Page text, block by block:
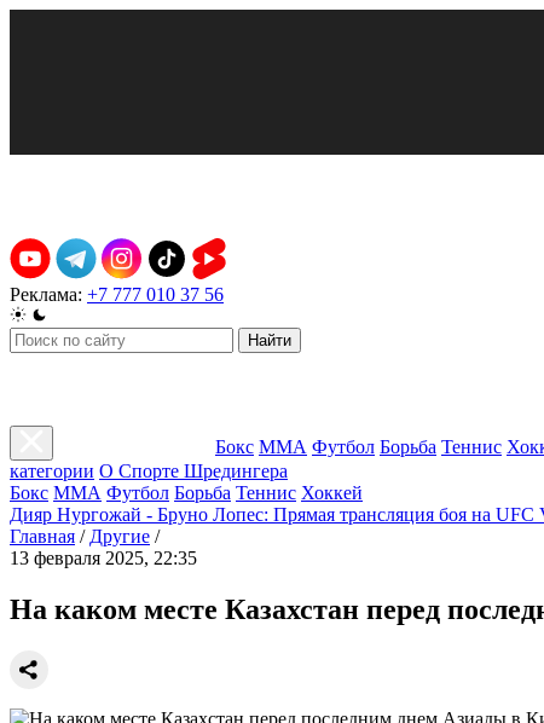
Реклама: +7 777 010 37 56
Найти
Бокс ММА Футбол Борьба Теннис
категории О Спорте Шредингера
Бокс ММА Футбол Борьба Теннис Хоккей
Дияр Нургожай - Бруно Лопес: Прямая трансляция боя на UFC
Главная / Другие /
13 февраля 2025, 22:35
На каком месте Казахстан перед